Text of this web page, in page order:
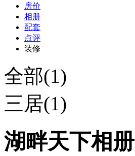
房价
相册
配套
点评
装修
全部(1)
三居(1)
湖畔天下相册